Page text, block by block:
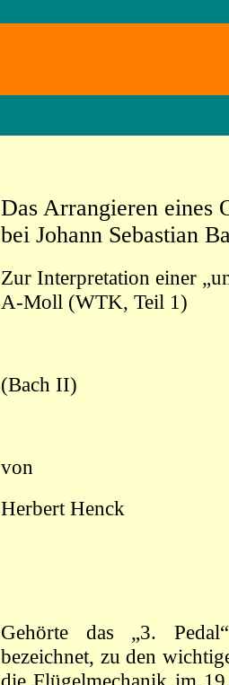
Das Arrangieren eines
bei Johann Sebastian
Zur Interpretation einer
A-Moll (WTK, Teil 1)
(Bach II)
von
Herbert Henck
Gehörte das „3. Pedal“
bezeichnet, zu den